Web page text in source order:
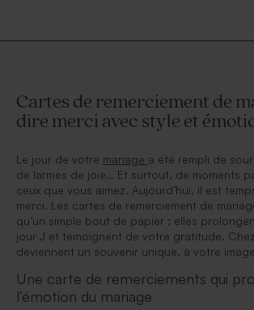
Cartes de remerciement de
dire merci avec style et
Le jour de votre mariage a été rempli de
de larmes de joie… Et surtout, de moments
ceux que vous aimez. Aujourd’hui, il est
merci. Les cartes de remerciement de
qu’un simple bout de papier : elles
jour J et témoignent de votre gratitude.
deviennent un souvenir unique, à votre
Une carte de remerciements qui
l’émotion du mariage